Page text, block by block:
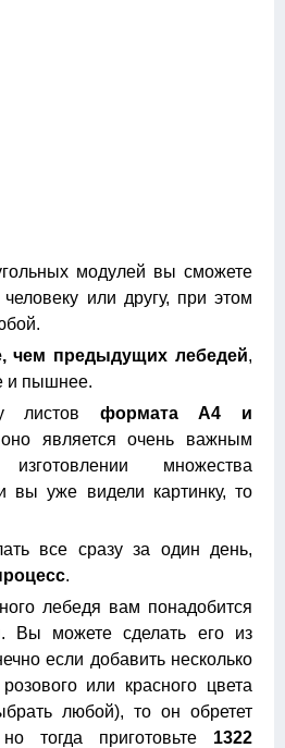
модулей вы сможете
или другу, при этом
чем предыдущих лебедей,
и пышнее.
листов формата А4 и
является очень важным
множества
уже видели картинку, то
все сразу за один день,
.
лебедя вам понадобится
Вы можете сделать его из
если добавить несколько
или красного цвета
любой), то он обретет
тогда приготовьте 1322